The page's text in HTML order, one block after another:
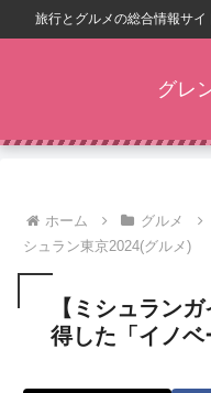
旅行とグルメの総合情報サイ
グレ
ホーム グルメ
シュラン東京2024(グルメ)
【ミシュラン
得した「イノ